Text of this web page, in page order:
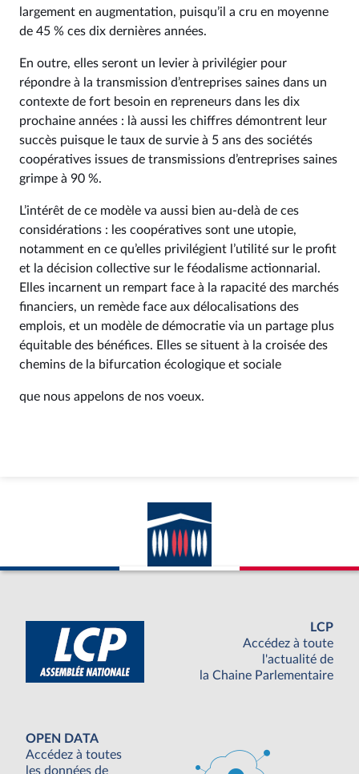
largement en augmentation, puisqu’il a cru en moyenne
de 45 % ces dix dernières années.
En outre, elles seront un levier à privilégier pour
répondre à la transmission d’entreprises saines dans un
contexte de fort besoin en repreneurs dans les dix
prochaine années : là aussi les chiffres démontrent leur
succès puisque le taux de survie à 5 ans des sociétés
coopératives issues de transmissions d’entreprises saines
grimpe à 90 %.
L’intérêt de ce modèle va aussi bien au-delà de ces
considérations : les coopératives sont une utopie,
notamment en ce qu’elles privilégient l’utilité sur le profit
et la décision collective sur le féodalisme actionnarial.
Elles incarnent un rempart face à la rapacité des marchés
financiers, un remède face aux délocalisations des
emplois, et un modèle de démocratie via un partage plus
équitable des bénéfices. Elles se situent à la croisée des
chemins de la bifurcation écologique et sociale
que nous appelons de nos voeux.
LCP
Accédez à toute
l'actualité de
la Chaine Parlementaire
OPEN DATA
Accédez à toutes
les données de